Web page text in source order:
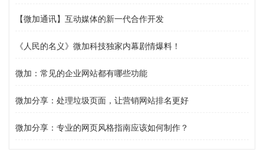
【微加通讯】互动媒体的新一代合作开发
《人民的名义》微加科技独家内幕剧情爆料！
微加：常见的企业网站都有哪些功能
微加分享：处理垃圾页面，让营销网站排名更好
微加分享：专业的网页风格指南应该如何制作？